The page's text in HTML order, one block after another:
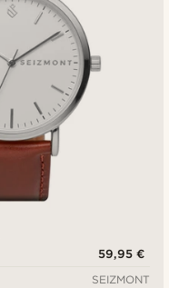
59,95 €
SEIZMONT